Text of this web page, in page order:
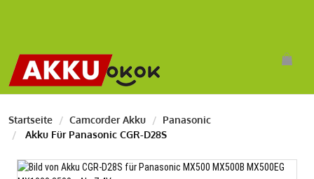
Startseite Camcorder Akku
Panasonic
Akku Für Panasonic CGR-D28S